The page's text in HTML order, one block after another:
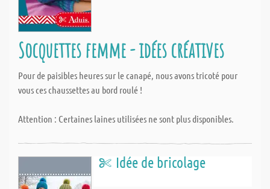
Socquettes femme - idées créatives
Pour de paisibles heures sur le canapé, nous avons tricoté pour
vous ces chaussettes au bord roulé !
Attention : Certaines laines utilisées ne sont plus disponibles.
Idée de bricolage